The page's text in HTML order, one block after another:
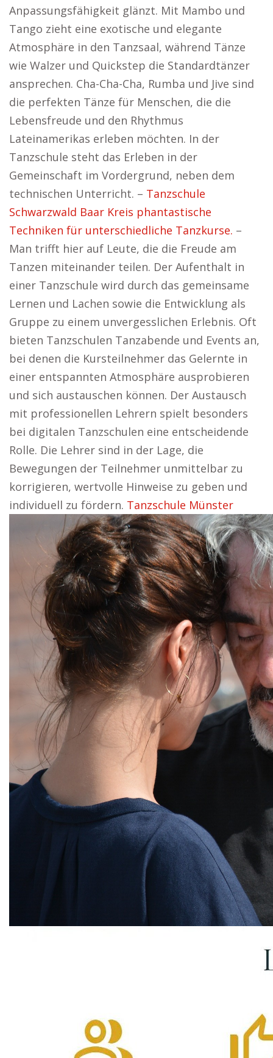
Anpassungsfähigkeit glänzt. Mit Mambo und
Tango zieht eine exotische und elegante
Atmosphäre in den Tanzsaal, während Tänze
wie Walzer und Quickstep die Standardtänzer
ansprechen. Cha-Cha-Cha, Rumba und Jive sind
die perfekten Tänze für Menschen, die die
Lebensfreude und den Rhythmus
Lateinamerikas erleben möchten. In der
Tanzschule steht das Erleben in der
Gemeinschaft im Vordergrund, neben dem
technischen Unterricht. – Tanzschule
Schwarzwald Baar Kreis phantastische
Techniken für unterschiedliche Tanzkurse. –
Man trifft hier auf Leute, die die Freude am
Tanzen miteinander teilen. Der Aufenthalt in
einer Tanzschule wird durch das gemeinsame
Lernen und Lachen sowie die Entwicklung als
Gruppe zu einem unvergesslichen Erlebnis. Oft
bieten Tanzschulen Tanzabende und Events an,
bei denen die Kursteilnehmer das Gelernte in
einer entspannten Atmosphäre ausprobieren
und sich austauschen können. Der Austausch
mit professionellen Lehrern spielt besonders
bei digitalen Tanzschulen eine entscheidende
Rolle. Die Lehrer sind in der Lage, die
Bewegungen der Teilnehmer unmittelbar zu
korrigieren, wertvolle Hinweise zu geben und
individuell zu fördern. Tanzschule Münster